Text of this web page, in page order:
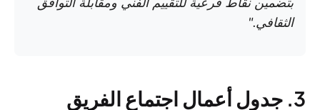
الثقافي."
3. جدول أعمال اجتماع الفريق